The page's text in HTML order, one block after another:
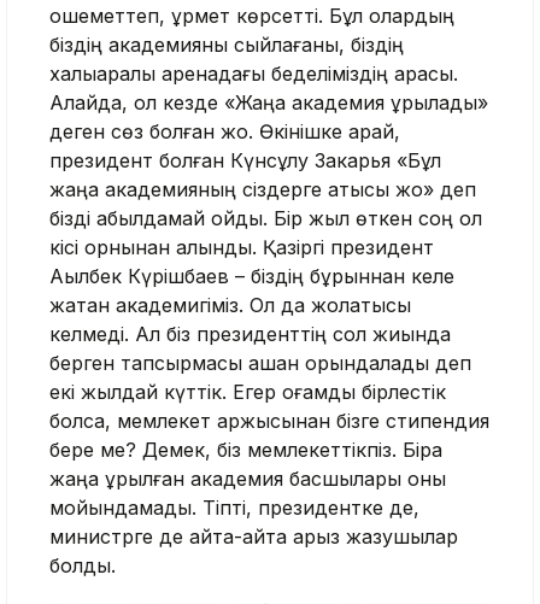
қошеметтеп, құрмет көрсетті. Бұл олардың
біздің академияны сыйлағаны, біздің
халықаралық аренадағы беделіміздің арқасы.
Алайда, ол кезде «Жаңа академия құрылады»
деген сөз болған жоқ. Өкінішке қарай,
президент болған Күнсұлу Закарья «Бұл
жаңа академияның сіздерге қатысы жоқ» деп
бізді қабылдамай қойды. Бір жыл өткен соң ол
кісі орнынан алынды. Қазіргі президент
Ақылбек Күрішбаев – біздің бұрыннан келе
жатқан академигіміз. Ол да жолатқысы
келмеді. Ал біз президенттің сол жиында
берген тапсырмасы қашан орындалады деп
екі жылдай күттік. Егер қоғамдық бірлестік
болсақ, мемлекет қаржысынан бізге стипендия
бере ме? Демек, біз мемлекеттікпіз. Бірақ
жаңа құрылған академия басшылары оны
мойындамады. Тіпті, президентке де,
министрге де қайта-қайта арыз жазушылар
болды.